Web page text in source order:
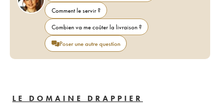
Comment le servir ?
Combien va me coûter la livraison ?
Poser une autre question
LE DOMAINE DRAPPIER